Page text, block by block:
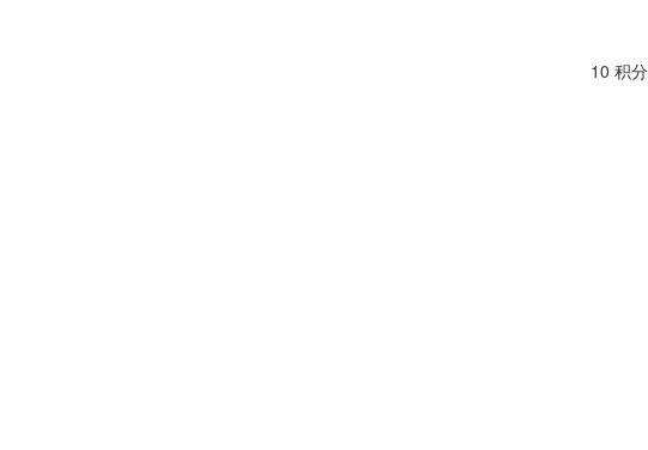
10 积分